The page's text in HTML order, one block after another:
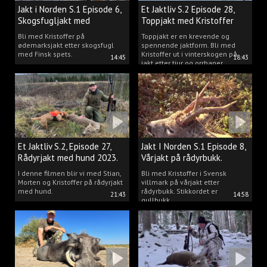
14:45
Jakt i Norden S.1 Episode 6,
Skogsfugljakt med
spetshund.
Bli med Kristoffer på
ødemarksjakt etter skogsfugl
med Finsk spets.
18:43
Et Jaktliv S.2 Episode 28,
Toppjakt med Kristoffer
Clausen
Toppjakt er en krevende og
spennende jaktform. Bli med
Kristoffer ut i vinterskogen på
jakt etter tiur og orrhaner.
21:43
Et Jaktliv S.2, Episode 27,
Rådyrjakt med hund 2023.
I denne filmen blir vi med Stian,
Morten og Kristoffer på rådyrjakt
med hund.
14:58
Jakt I Norden S.1 Episode 8,
Vårjakt på rådyrbukk.
Bli med Kristoffer i Svensk
villmark på vårjakt etter
rådyrbukk. Stikkordet er
gullbukk.